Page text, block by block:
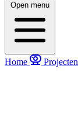
Open menu
Home Projecten